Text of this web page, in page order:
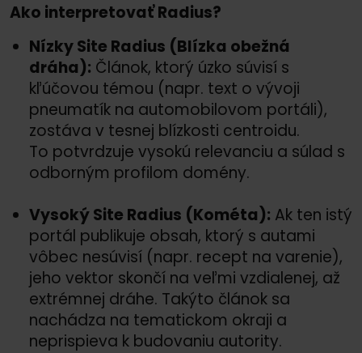
Ako interpretovať Radius?
Nízky Site Radius (Blízka obežná
dráha): Článok, ktorý úzko súvisí s
kľúčovou témou (napr. text o vývoji
pneumatík na automobilovom portáli),
zostáva v tesnej blízkosti centroidu.
To potvrdzuje vysokú relevanciu a súlad s
odborným profilom domény.
Vysoký Site Radius (Kométa): Ak ten istý
portál publikuje obsah, ktorý s autami
vôbec nesúvisí (napr. recept na varenie),
jeho vektor skončí na veľmi vzdialenej, až
extrémnej dráhe. Takýto článok sa
nachádza na tematickom okraji a
neprispieva k budovaniu autority.